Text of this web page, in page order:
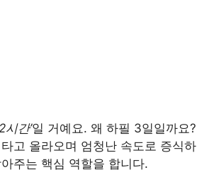
시간’일 거예요. 왜 하필 3일일까요?
고 올라오며 엄청난 속도로 증식하
주는 핵심 역할을 합니다.